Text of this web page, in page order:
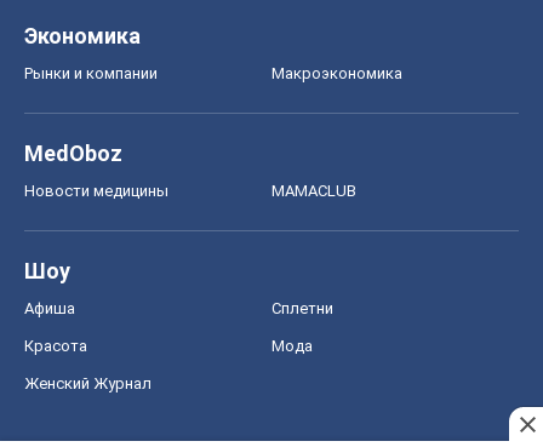
Экономика
Рынки и компании Mакроэкономика
MedOboz
Новости медицины MAMACLUB
Шоу
Афиша Сплетни
Красота Мода
Женский Журнал